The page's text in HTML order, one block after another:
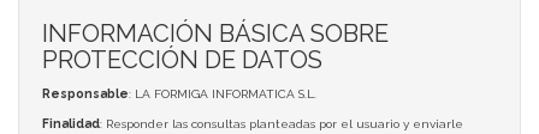
INFORMACIÓN BÁSICA SOBRE
PROTECCIÓN DE DATOS
Responsable: LA FORMIGA INFORMATICA S.L.
Finalidad: Responder las consultas planteadas por el usuario y enviarle